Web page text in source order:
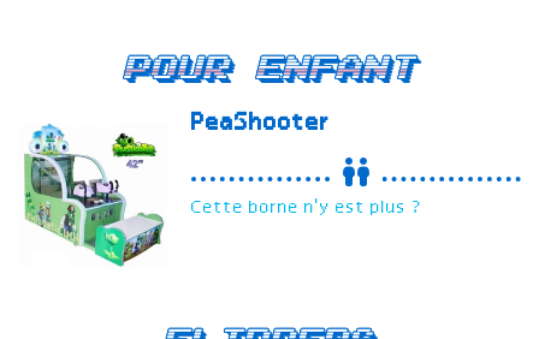
Pour enfant
PeaShooter
Cette borne n'y est plus ?